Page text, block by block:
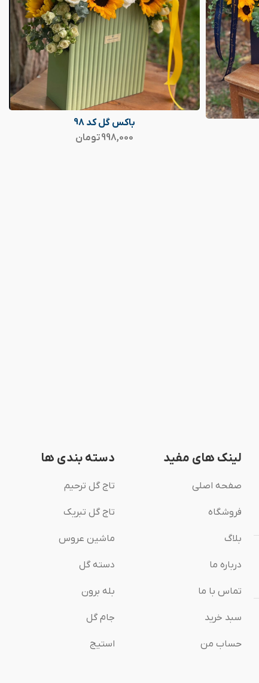
باکس گل کد 98
998,000تومان
لینک های مفید
صفحه اصلی
فروشگاه
بلاگ
درباره ما
تماس با ما
سبد خرید
حساب من
دسته بندی ها
تاج گل ترحیم
تاج گل تبریک
ماشین عروس
دسته گل
بله برون
جام گل
استیج